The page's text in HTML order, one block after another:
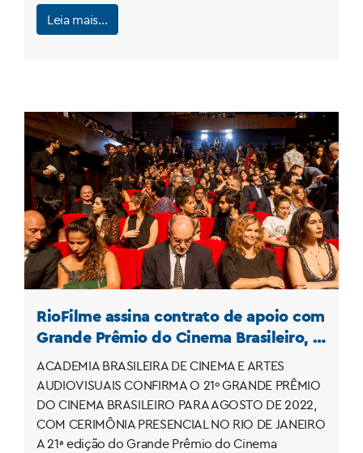
Leia mais…
RioFilme assina contrato de apoio com
Grande Prêmio do Cinema Brasileiro, e
evento volta a acontecer no Rio de
Janeiro
ACADEMIA BRASILEIRA DE CINEMA E ARTES
AUDIOVISUAIS CONFIRMA O 21º GRANDE PRÊMIO
DO CINEMA BRASILEIRO PARA AGOSTO DE 2022,
COM CERIMÔNIA PRESENCIAL NO RIO DE JANEIRO
A 21ª edição do Grande Prêmio do Cinema